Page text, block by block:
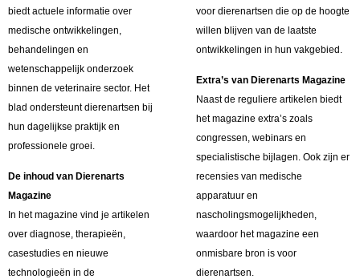
biedt actuele informatie over
medische ontwikkelingen,
behandelingen en
wetenschappelijk onderzoek
binnen de veterinaire sector. Het
blad ondersteunt dierenartsen bij
hun dagelijkse praktijk en
professionele groei.
De inhoud van Dierenarts
Magazine
In het magazine vind je artikelen
over diagnose, therapieën,
casestudies en nieuwe
technologieën in de
voor dierenartsen die op de hoogte
willen blijven van de laatste
ontwikkelingen in hun vakgebied.
Extra’s van Dierenarts Magazine
Naast de reguliere artikelen biedt
het magazine extra’s zoals
congressen, webinars en
specialistische bijlagen. Ook zijn er
recensies van medische
apparatuur en
nascholingsmogelijkheden,
waardoor het magazine een
onmisbare bron is voor
dierenartsen.